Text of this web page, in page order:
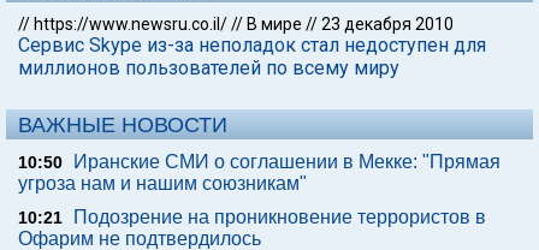
// https://www.newsru.co.il/// В мире //23 декабря 2010
Сервис Skype из-за неполадок стал недоступен для
миллионов пользователей по всему миру
ВАЖНЫЕ НОВОСТИ
10:50
Иранские СМИ о соглашении в Мекке: "Прямая
угроза нам и нашим союзникам"
10:21
Подозрение на проникновение террористов в
Офарим не подтвердилось